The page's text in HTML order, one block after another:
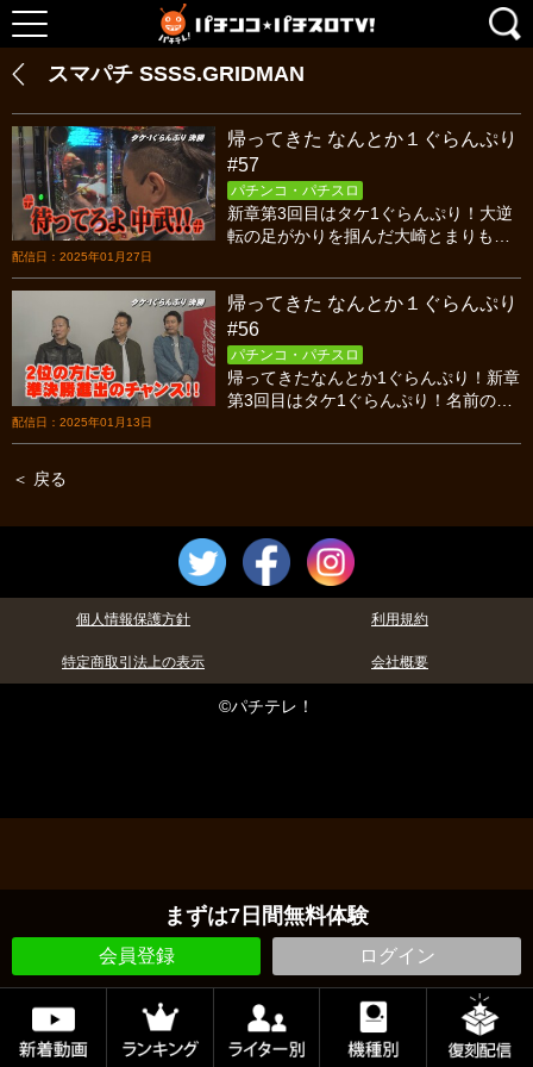
まずは7日間無料体験
会員登録 ログイン
スマパチ SSSS.GRIDMAN
配信日：2025年01月27日
帰ってきた なんとか１ぐらんぷり
#57
パチンコ・パチスロ
新章第3回目はタケ1ぐらんぷり！大逆
転の足がかりを掴んだ大崎とまりも、
か！？果たして、タケ1に輝くのは！？
配信日：2025年01月13日
帰ってきた なんとか１ぐらんぷり
#56
パチンコ・パチスロ
帰ってきたなんとか1ぐらんぷり！新章
第3回目はタケ1ぐらんぷり！名前の一
イターが登場！果たして、タケ1に輝く
＜ 戻る
個人情報保護方針 利用規約
特定商取引法上の表示 会社概要
©パチテレ！